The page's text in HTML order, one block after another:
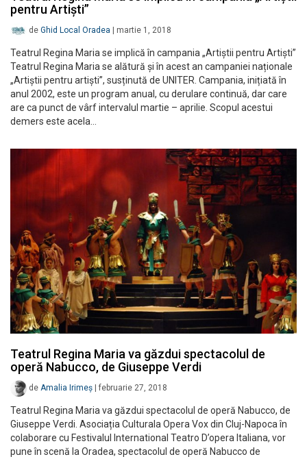
pentru Artiști”
de Ghid Local Oradea martie 1, 2018
Teatrul Regina Maria se implică în campania „Artiștii pentru Artiști”
Teatrul Regina Maria se alătură și în acest an campaniei naționale
„Artiștii pentru artiști”, susținută de UNITER. Campania, inițiată în
anul 2002, este un program anual, cu derulare continuă, dar care
are ca punct de vârf intervalul martie – aprilie. Scopul acestui
demers este acela…
Teatrul Regina Maria va găzdui spectacolul de
operă Nabucco, de Giuseppe Verdi
de Amalia Irimeș februarie 27, 2018
Teatrul Regina Maria va găzdui spectacolul de operă Nabucco, de
Giuseppe Verdi. Asociația Culturala Opera Vox din Cluj-Napoca în
colaborare cu Festivalul International Teatro D’opera Italiana, vor
pune în scenă la Oradea, spectacolul de operă Nabucco de